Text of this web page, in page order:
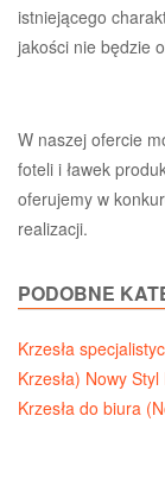
istniejącego
jakości nie będzie
W naszej ofercie
foteli i ławek
oferujemy w
realizacji.
PODOBNE
Krzesła
Krzesła) Nowy Styl
Krzesła do biura